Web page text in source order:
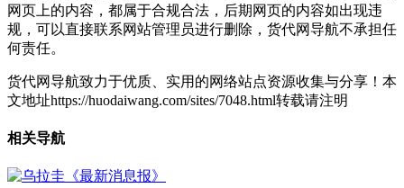
网页上的内容，都属于合规合法，后期网页的内容如出现违
规，可以直接联系网站管理员进行删除，货代网导航不承担任
何责任。
货代网导航致力于优质、实用的网络站点资源收集与分享！ 本
文地址https://huodaiwang.com/sites/7048.html转载请注明
相关导航